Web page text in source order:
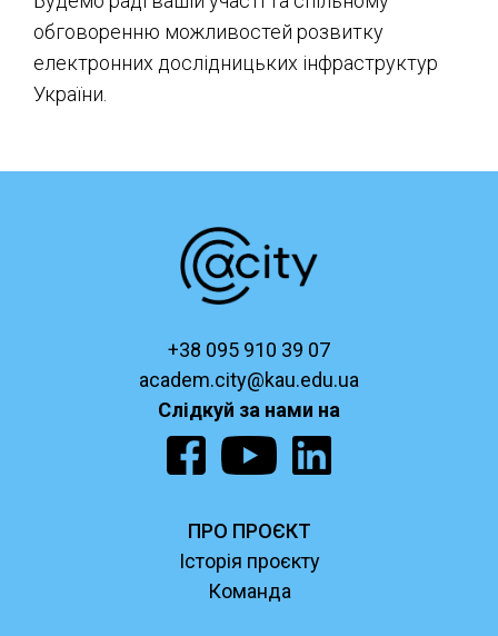
обговоренню можливостей розвитку
електронних дослідницьких інфраструктур
України.
+38 095 910 39 07
academ.city@kau.edu.ua
Слідкуй за нами на
ПРО ПРОЄКТ
Історія проєкту
Команда